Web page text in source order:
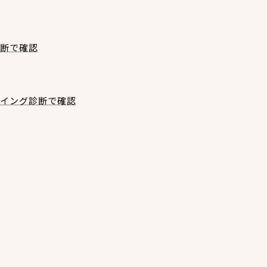
で確認
ング診断で確認